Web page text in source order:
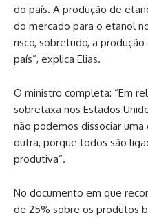
do país. A produção de
do mercado para o etanol
risco, sobretudo, a
país”, explica Elias.
O ministro completa: “Em
sobretaxa nos Estados
não podemos dissociar uma
outra, porque todos são
produtiva”.
No documento em que
de 25% sobre os produtos